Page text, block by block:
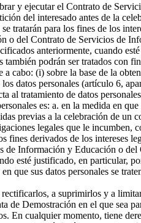
y ejecutar el Contrato de
del interesado antes de la
tratarán para los fines de los
o del Contrato de Servicios de
anteriormente, cuando
también podrán ser tratados con
a cabo: (i) sobre la base de la
datos personales (artículo 6,
al tratamiento de datos
es: a. en la medida en
previas a la celebración de un
legales que le
fines derivados de los intereses
de Información y Educación o
esté justificado, en
que sus datos personales se
rectificarlos, a suprimirlos y a
de Demostración en el que sea
En cualquier momento, tiene